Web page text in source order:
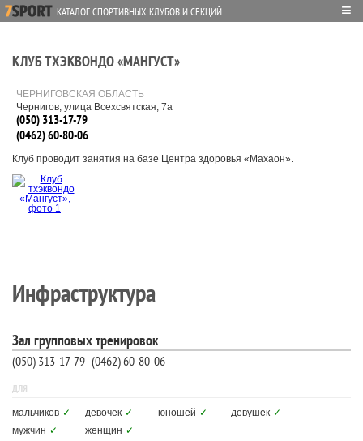
КАТАЛОГ СПОРТИВНЫХ КЛУБОВ И СЕКЦИЙ ≡
КЛУБ ТХЭКВОНДО «МАНГУСТ»
ЧЕРНИГОВСКАЯ ОБЛАСТЬ
Чернигов, улица Всехсвятская, 7а
(050) 313-17-79
(0462) 60-80-06
Клуб проводит занятия на базе Центра здоровья «Махаон».
Инфраструктура
Зал групповых тренировок
(050) 313-17-79 (0462) 60-80-06
ДЛЯ
мальчиков ✓ девочек ✓ юношей ✓ девушек ✓
мужчин ✓ женщин ✓